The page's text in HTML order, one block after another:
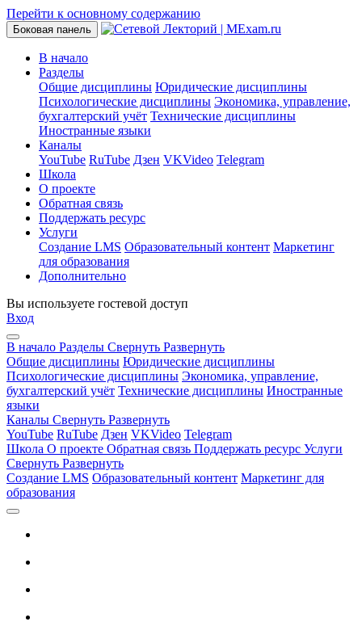
Перейти к основному содержанию
Боковая панель
В начало
Разделы
Общие дисциплины Юридические дисциплины
Психологические дисциплины Экономика, управление,
бухгалтерский учёт Технические дисциплины
Иностранные языки
Каналы
YouTube RuTube Дзен VKVideo Telegram
Школа
О проекте
Обратная связь
Поддержать ресурс
Услуги
Создание LMS Образовательный контент Маркетинг
для образования
Дополнительно
Вы используете гостевой доступ
Вход
В начало Разделы Свернуть Развернуть
Общие дисциплины Юридические дисциплины
Психологические дисциплины Экономика, управление,
бухгалтерский учёт Технические дисциплины Иностранные
языки
Каналы Свернуть Развернуть
YouTube RuTube Дзен VKVideo Telegram
Школа О проекте Обратная связь Поддержать ресурс Услуги
Свернуть Развернуть
Создание LMS Образовательный контент Маркетинг для
образования